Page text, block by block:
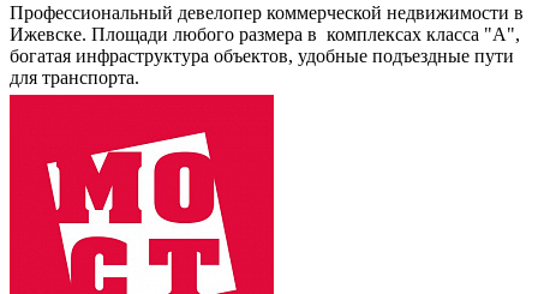
Профессиональный девелопер коммерческой недвижимости в
Ижевске. Площади любого размера в комплексах класса "А",
богатая инфраструктура объектов, удобные подъездные пути
для транспорта.